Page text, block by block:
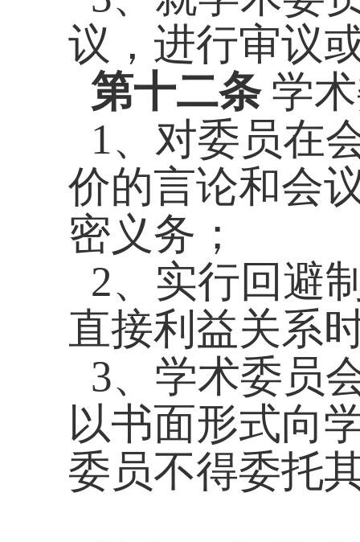
议，进行审议
第十二条 学
1、对委员在
价的言论和会
密义务；
2、实行回避
直接利益关系
3、学术委员
以书面形式向
委员不得委托